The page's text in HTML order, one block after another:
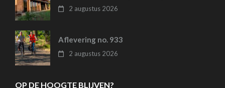
2 augustus 2026
Aflevering no. 933
2 augustus 2026
OP DE HOOGTE BLIJVEN?